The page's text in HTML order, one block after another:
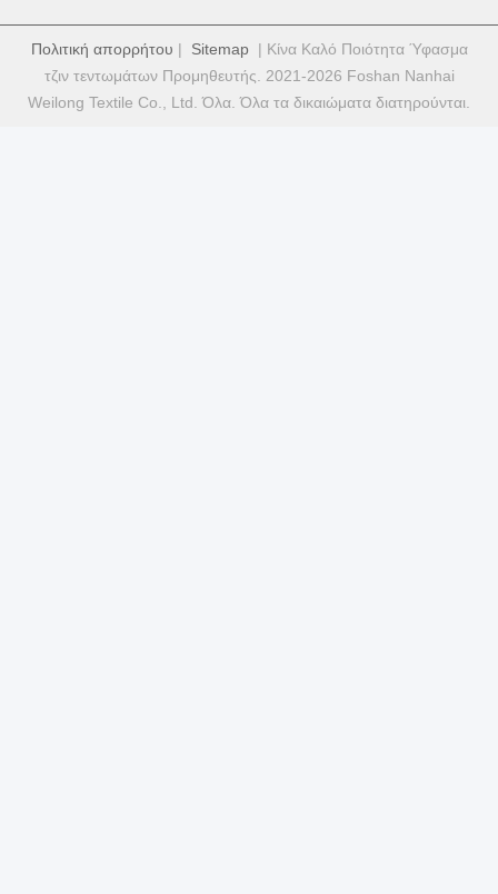
Πολιτική απορρήτου | Sitemap| Κίνα Καλό Ποιότητα Ύφασμα
τζιν τεντωμάτων Προμηθευτής. 2021-2026 Foshan Nanhai
Weilong Textile Co., Ltd. Όλα. Όλα τα δικαιώματα διατηρούνται.